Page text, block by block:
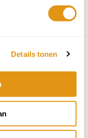
Details tonen